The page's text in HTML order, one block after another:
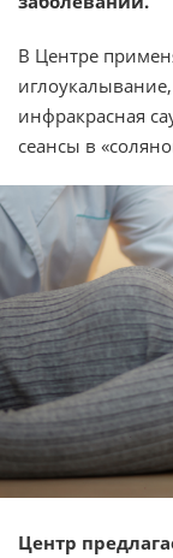
В Центре
инфракрасная
сеансы в
Центр